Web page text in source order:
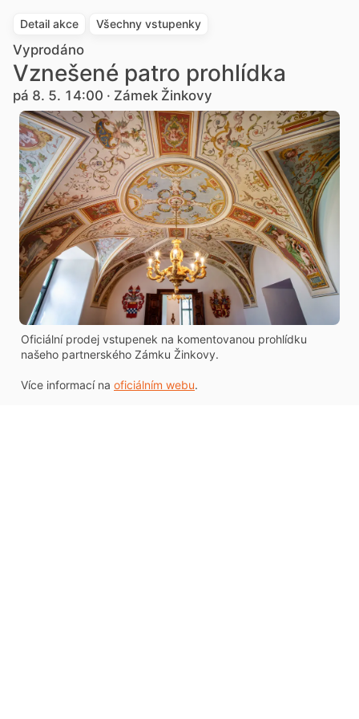
Detail akce Všechny vstupenky
Vyprodáno
Vznešené patro prohlídka
pá 8. 5. 14:00 · Zámek Žinkovy
Oficiální prodej vstupenek na komentovanou prohlídku
našeho partnerského Zámku Žinkovy.
Více informací na oficiálním webu.